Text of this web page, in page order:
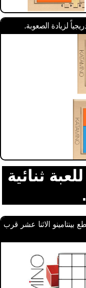
لزيادة الصعوبة.
ثنائية
الاثنا عشر قرب